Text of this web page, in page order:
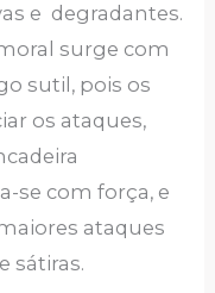
e degradantes.
surge com
sutil, pois os
os ataques,
se com força, e
ataques
sátiras.